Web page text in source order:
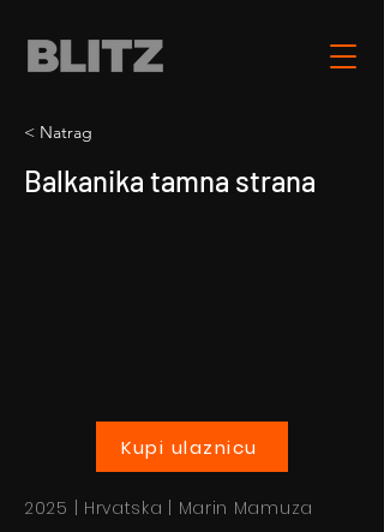
< Natrag
Balkanika tamna strana
Kupi ulaznicu
2025 | Hrvatska | Marin Mamuza